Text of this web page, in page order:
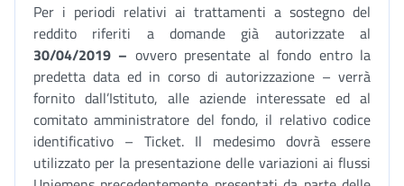
Per i periodi relativi ai trattamenti a sostegno del
reddito riferiti a domande già autorizzate al
30/04/2019 – ovvero presentate al fondo entro la
predetta data ed in corso di autorizzazione – verrà
fornito dall’Istituto, alle aziende interessate ed al
comitato amministratore del fondo, il relativo codice
identificativo – Ticket. Il medesimo dovrà essere
utilizzato per la presentazione delle variazioni ai flussi